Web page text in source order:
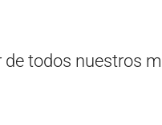
todos nuestros